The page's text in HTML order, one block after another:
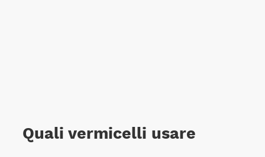
Quali vermicelli usare